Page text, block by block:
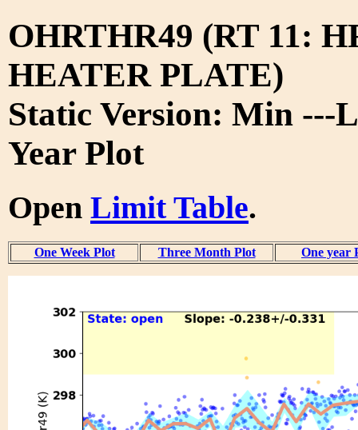
OHRTHR49 (RT 11:
HEATER PLATE)
Static Version: Min ---
Year Plot
Open Limit Table.
One Week Plot Three Month Plot One year